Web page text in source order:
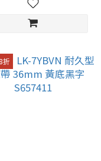
折